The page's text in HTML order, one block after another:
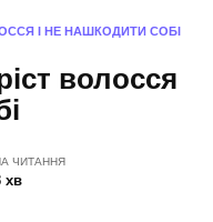
І НЕ НАШКОДИТИ СОБІ
волосся
ЧИТАННЯ
хв